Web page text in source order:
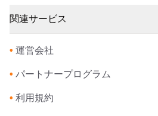
関連サービス
• 運営会社
• パートナープログラム
• 利用規約